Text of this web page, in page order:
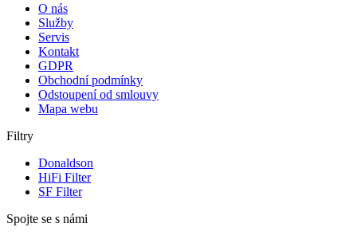
O nás
Služby
Servis
Kontakt
GDPR
Obchodní podmínky
Odstoupení od smlouvy
Mapa webu
Filtry
Donaldson
HiFi Filter
SF Filter
Spojte se s námi